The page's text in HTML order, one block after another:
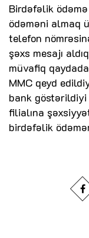
Birdəfəlik
ödəməni almaq
telefon
şəxs mesajı
müvafiq
MMC qeyd
bank
filialına
birdəfəlik